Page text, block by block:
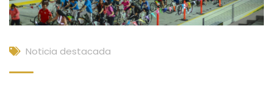
Noticia destacada